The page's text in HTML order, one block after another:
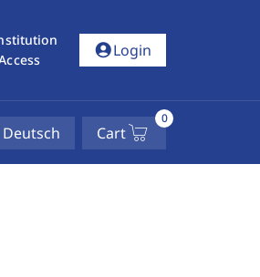
account_circleLogin
Deutsch Cart
0